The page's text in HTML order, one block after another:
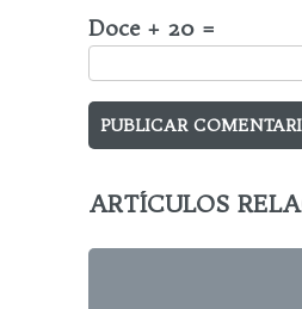
Doce + 20 =
ARTÍCULOS